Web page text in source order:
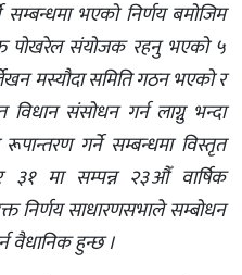
सम्बन्धमा भएको निर्णय बमोजिम
पोखरेल संयोजक रहनु भएको ५
मस्यौदा समिति गठन भएको र
विधान संसोधन गर्न लाग्नु भन्दा
गर्ने सम्बन्धमा विस्तृत
३१ मा सम्पन्न २३औँ वार्षिक
निर्णय साधारणसभाले सम्बोधन
वैधानिक हुन्छ ।